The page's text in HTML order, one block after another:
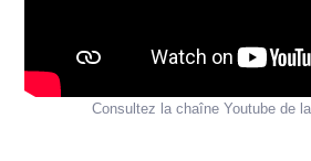
Consultez la chaîne Youtube de